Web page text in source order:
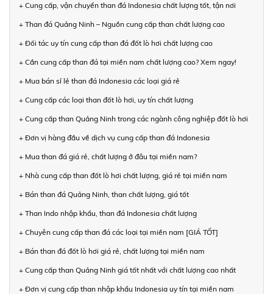
+ Cung cấp, vận chuyển than đá Indonesia chất lượng tốt, tận nơi
+ Than đá Quảng Ninh – Nguồn cung cấp than chất lượng cao
+ Đối tác uy tín cung cấp than đá đốt lò hơi chất lượng cao
+ Cần cung cấp than đá tại miền nam chất lượng cao? Xem ngay!
+ Mua bán sỉ lẻ than đá Indonesia các loại giá rẻ
+ Cung cấp các loại than đốt lò hơi, uy tín chất lượng
+ Cung cấp than Quảng Ninh trong các ngành công nghiệp đốt lò hơi
+ Đơn vị hàng đầu về dịch vụ cung cấp than đá Indonesia
+ Mua than đá giá rẻ, chất lượng ở đâu tại miền nam?
+ Nhà cung cấp than đốt lò hơi chất lượng, giá rẻ tại miền nam
+ Bán than đá Quảng Ninh, than chất lượng, giá tốt
+ Than Indo nhập khẩu, than đá Indonesia chất lượng
+ Chuyên cung cấp than đá các loại tại miền nam [GIÁ TỐT]
+ Bán than đá đốt lò hơi giá rẻ, chất lượng tại miền nam
+ Cung cấp than Quảng Ninh giá tốt nhất với chất lượng cao nhất
+ Đơn vị cung cấp than nhập khẩu Indonesia uy tín tại miền nam